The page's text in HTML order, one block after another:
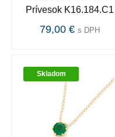
Prívesok K16.184.C1
79,00 € s DPH
Skladom